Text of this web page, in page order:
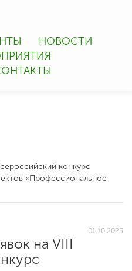
НОВОСТИ
конкурс
«Профессиональное
01.10.2025
на VIII